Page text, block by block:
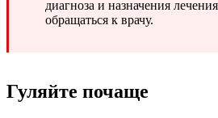
диагноза и назначения
обращаться к врачу.
Гуляйте почаще